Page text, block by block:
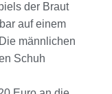
der Braut
auf einem
männlichen
Schuh